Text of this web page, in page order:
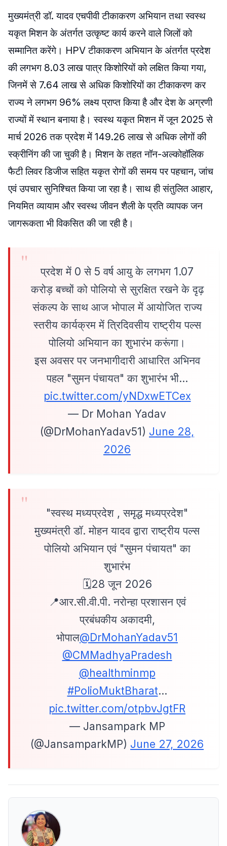
मुख्यमंत्री डॉ. यादव एचपीवी टीकाकरण अभियान तथा स्वस्थ
यकृत मिशन के अंतर्गत उत्कृष्ट कार्य करने वाले जिलों को
सम्मानित करेंगे। HPV टीकाकरण अभियान के अंतर्गत प्रदेश
की लगभग 8.03 लाख पात्र किशोरियों को लक्षित किया गया,
जिनमें से 7.64 लाख से अधिक किशोरियों का टीकाकरण कर
राज्य ने लगभग 96% लक्ष्य प्राप्त किया है और देश के अग्रणी
राज्यों में स्थान बनाया है। स्वस्थ यकृत मिशन में जून 2025 से
मार्च 2026 तक प्रदेश में 149.26 लाख से अधिक लोगों की
स्क्रीनिंग की जा चुकी है। मिशन के तहत नॉन-अल्कोहॉलिक
फैटी लिवर डिजीज सहित यकृत रोगों की समय पर पहचान, जांच
एवं उपचार सुनिश्चित किया जा रहा है। साथ ही संतुलित आहार,
नियमित व्यायाम और स्वस्थ जीवन शैली के प्रति व्यापक जन
जागरूकता भी विकसित की जा रही है।
प्रदेश में 0 से 5 वर्ष आयु के लगभग 1.07
करोड़ बच्चों को पोलियो से सुरक्षित रखने के दृढ़
संकल्प के साथ आज भोपाल में आयोजित राज्य
स्तरीय कार्यक्रम में त्रिदिवसीय राष्ट्रीय पल्स
पोलियो अभियान का शुभारंभ करूंगा।
इस अवसर पर जनभागीदारी आधारित अभिनव
पहल "सुमन पंचायत" का शुभारंभ भी…
pic.twitter.com/yNDxwETCex
— Dr Mohan Yadav
(@DrMohanYadav51) June 28,
2026
"स्वस्थ मध्यप्रदेश , समृद्ध मध्यप्रदेश"
मुख्यमंत्री डॉ. मोहन यादव द्वारा राष्ट्रीय पल्स
पोलियो अभियान एवं "सुमन पंचायत" का
शुभारंभ
🗓️28 जून 2026
📍आर.सी.वी.पी. नरोन्हा प्रशासन एवं
प्रबंधकीय अकादमी,
भोपाल@DrMohanYadav51
@CMMadhyaPradesh
@healthminmp
#PolioMuktBharat…
pic.twitter.com/otpbvJgtFR
— Jansampark MP
(@JansamparkMP) June 27, 2026